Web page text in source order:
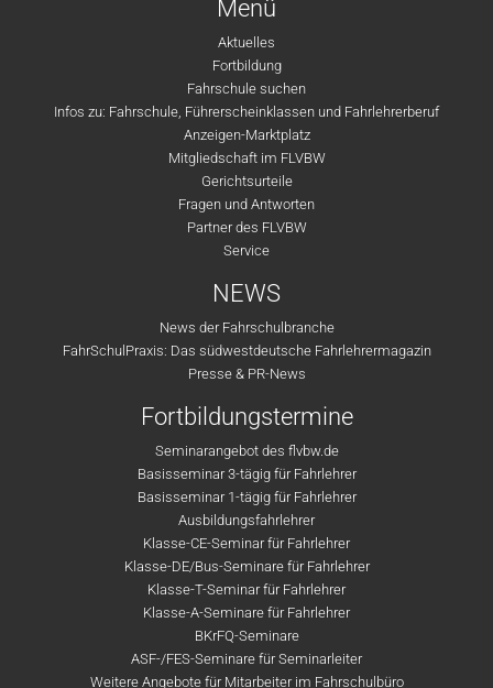
Menü
Aktuelles
Fortbildung
Fahrschule suchen
Infos zu: Fahrschule, Führerscheinklassen und Fahrlehrerberuf
Anzeigen-Marktplatz
Mitgliedschaft im FLVBW
Gerichtsurteile
Fragen und Antworten
Partner des FLVBW
Service
NEWS
News der Fahrschulbranche
FahrSchulPraxis: Das südwestdeutsche Fahrlehrermagazin
Presse & PR-News
Fortbildungstermine
Seminarangebot des flvbw.de
Basisseminar 3-tägig für Fahrlehrer
Basisseminar 1-tägig für Fahrlehrer
Ausbildungsfahrlehrer
Klasse-CE-Seminar für Fahrlehrer
Klasse-DE/Bus-Seminare für Fahrlehrer
Klasse-T-Seminar für Fahrlehrer
Klasse-A-Seminare für Fahrlehrer
BKrFQ-Seminare
ASF-/FES-Seminare für Seminarleiter
Weitere Angebote für Mitarbeiter im Fahrschulbüro